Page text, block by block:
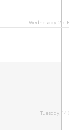
Wednesday, 25
Tuesday,